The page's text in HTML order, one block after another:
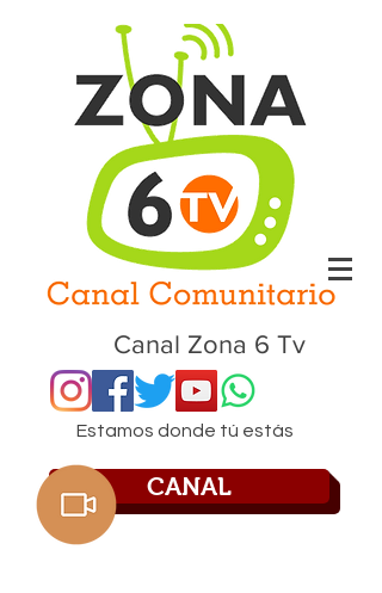
Canal Zona 6 Tv
Estamos donde tú estás
CANAL